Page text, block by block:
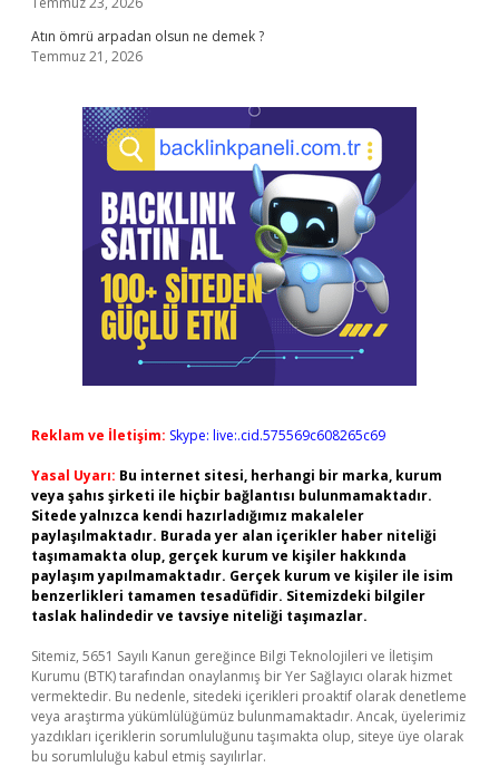
Atın ömrü arpadan olsun ne demek ?
Temmuz 21, 2026
Reklam ve İletişim: Skype: live:.cid.575569c608265c69
Yasal Uyarı: Bu internet sitesi, herhangi bir marka, kurum
veya şahıs şirketi ile hiçbir bağlantısı bulunmamaktadır.
Sitede yalnızca kendi hazırladığımız makaleler
paylaşılmaktadır. Burada yer alan içerikler haber niteliği
taşımamakta olup, gerçek kurum ve kişiler hakkında
paylaşım yapılmamaktadır. Gerçek kurum ve kişiler ile isim
benzerlikleri tamamen tesadüfidir. Sitemizdeki bilgiler
taslak halindedir ve tavsiye niteliği taşımazlar.
Sitemiz, 5651 Sayılı Kanun gereğince Bilgi Teknolojileri ve İletişim
Kurumu (BTK) tarafından onaylanmış bir Yer Sağlayıcı olarak hizmet
vermektedir. Bu nedenle, sitedeki içerikleri proaktif olarak denetleme
veya araştırma yükümlülüğümüz bulunmamaktadır. Ancak, üyelerimiz
yazdıkları içeriklerin sorumluluğunu taşımakta olup, siteye üye olarak
bu sorumluluğu kabul etmiş sayılırlar.